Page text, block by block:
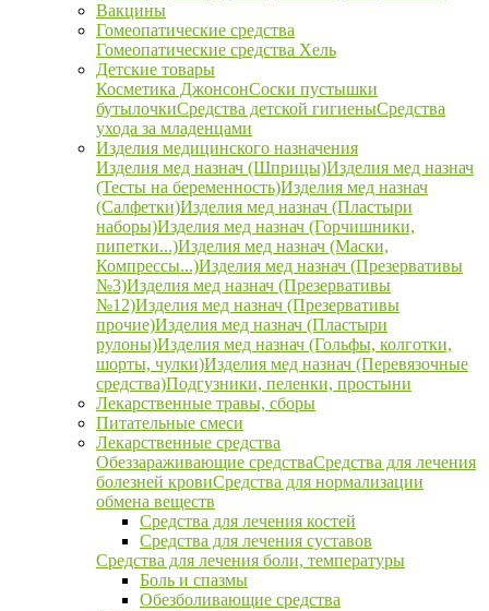
Вакцины
Гомеопатические средства
Гомеопатические средства Хель
Детские товары
Косметика ДжонсонСоски пустышки
бутылочкиСредства детской гигиеныСредства
ухода за младенцами
Изделия медицинского назначения
Изделия мед назнач (Шприцы)Изделия мед назнач
(Тесты на беременность)Изделия мед назнач
(Салфетки)Изделия мед назнач (Пластыри
наборы)Изделия мед назнач (Горчишники,
пипетки...)Изделия мед назнач (Маски,
Компрессы...)Изделия мед назнач (Презервативы
№3)Изделия мед назнач (Презервативы
№12)Изделия мед назнач (Презервативы
прочие)Изделия мед назнач (Пластыри
рулоны)Изделия мед назнач (Гольфы, колготки,
шорты, чулки)Изделия мед назнач (Перевязочные
средства)Подгузники, пеленки, простыни
Лекарственные травы, сборы
Питательные смеси
Лекарственные средства
Обеззараживающие средстваСредства для лечения
болезней кровиСредства для нормализации
обмена веществ
Средства для лечения костей
Средства для лечения суставов
Средства для лечения боли, температуры
Боль и спазмы
Обезболивающие средства